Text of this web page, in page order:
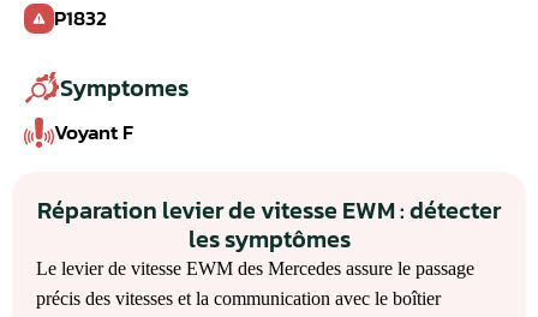
P1832
Symptomes
Voyant F
Réparation levier de vitesse EWM : détecter
les symptômes
Le levier de vitesse EWM des Mercedes assure le passage
précis des vitesses et la communication avec le boîtier